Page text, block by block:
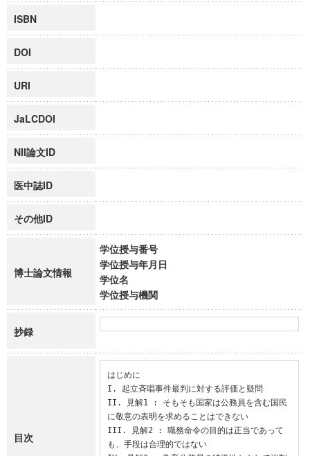
ISBN
DOI
URI
JaLCDOI
NII論文ID
医中誌ID
その他ID
博士論文情報
学位授与番号
学位授与年月日
学位名
学位授与機関
抄録
目次
はじめに
I. 起立斉唱事件最判に対する評価と疑問
II. 見解1 : そもそも国家は公務員を含む国民
に敬意の表明を求めることはできない
III. 見解2 : 職務命令の目的は正当であって
も、手段は合理的ではない